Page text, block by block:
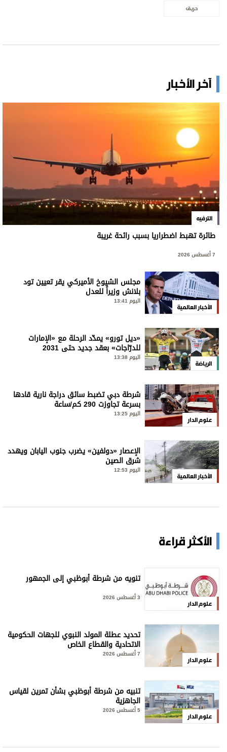
حريق
آخر الأخبار
الترفيه
طائرة تهبط اضطراريا بسبب رائحة غريبة
الأخبار العالمية
مجلس الشيوخ الأميركي يقر تعيين تود
بلانش وزيراً للعدل
اليوم 13:41
الرياضة
«ديل تورو» يمدّد الرحلة مع «الإمارات
للدرّاجات» بعقد جديد حتى 2031
اليوم 13:38
علوم الدار
شرطة دبي تضبط سائق دراجة نارية قادها
بسرعة تجاوزت 290 كم/ساعة
اليوم 13:25
الأخبار العالمية
الإعصار «دولفين» يضرب جنوب اليابان ويهدد
شرق الصين
اليوم 12:53
الأكثر قراءة
علوم الدار
تنويه من شرطة أبوظبي إلى الجمهور
علوم الدار
تحديد عطلة المولد النبوي للجهات الحكومية
الاتحادية والقطاع الخاص
علوم الدار
تنبيه من شرطة أبوظبي بشأن تمرين لقياس
الجاهزية
5 أغسطس 2026